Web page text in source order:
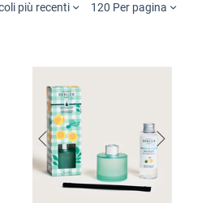
più recenti 120 Per pagina